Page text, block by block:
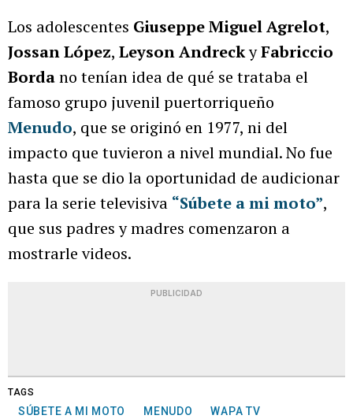
Los adolescentes Giuseppe Miguel Agrelot,
Jossan López, Leyson AndreckyFabriccio
Bordano tenían idea de qué se trataba el
famoso grupo juvenil puertorriqueño
Menudo, que se originó en 1977, ni del
impacto que tuvieron a nivel mundial. No fue
hasta que se dio la oportunidad de audicionar
para la serie televisiva “Súbete a mi moto”,
que sus padres y madres comenzaron a
mostrarle videos.
PUBLICIDAD
TAGS
SÚBETE A MI MOTO MENUDO WAPA TV